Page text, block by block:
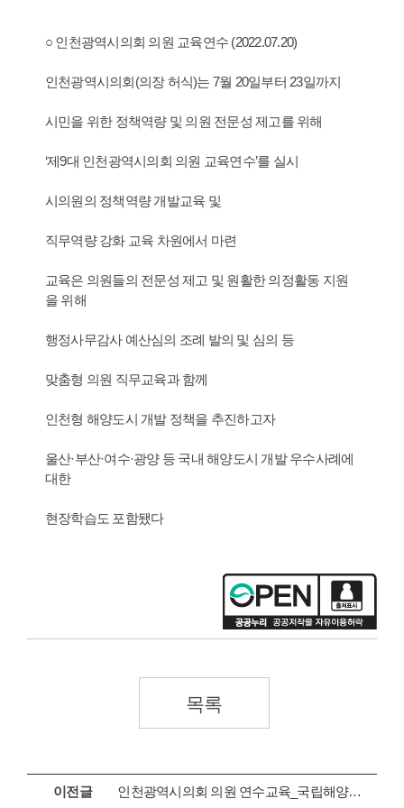
○ 인천광역시의회 의원 교육연수 (2022.07.20)
인천광역시의회(의장 허식)는 7월 20일부터 23일까지
시민을 위한 정책역량 및 의원 전문성 제고를 위해
‘제9대 인천광역시의회 의원 교육연수’를 실시
시의원의 정책역량 개발교육 및
직무역량 강화 교육 차원에서 마련
교육은 의원들의 전문성 제고 및 원활한 의정활동 지원
을 위해
행정사무감사 예산심의 조례 발의 및 심의 등
맞춤형 의원 직무교육과 함께
인천형 해양도시 개발 정책을 추진하고자
울산·부산·여수·광양 등 국내 해양도시 개발 우수사례에
대한
현장학습도 포함됐다
목록
이전글 인천광역시의회 의원 연수교육_국립해양박물관 현장방문